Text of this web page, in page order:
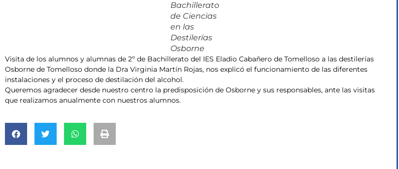
Bachillerato
de Ciencias
en las
Destilerías
Osborne
Visita de los alumnos y alumnas de 2º de Bachillerato del IES Eladio Cabañero de Tomelloso a las destilerías
Osborne de Tomelloso donde la Dra Virginia Martín Rojas, nos explicó el funcionamiento de las diferentes
instalaciones y el proceso de destilación del alcohol.
Queremos agradecer desde nuestro centro la predisposición de Osborne y sus responsables, ante las visitas
que realizamos anualmente con nuestros alumnos.